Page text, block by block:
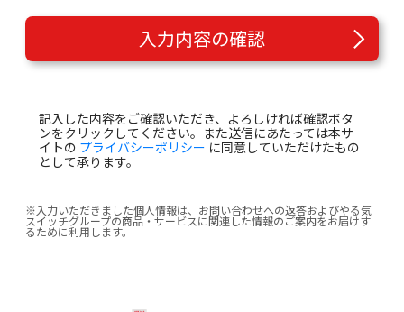
入力内容の確認
記入した内容をご確認いただき、よろしければ確認ボタ
ンをクリックしてください。また送信にあたっては本サ
イトの プライバシーポリシー に同意していただけたもの
として承ります。
※入力いただきました個人情報は、お問い合わせへの返答およびやる気
スイッチグループの商品・サービスに関連した情報のご案内をお届けす
るために利用します。